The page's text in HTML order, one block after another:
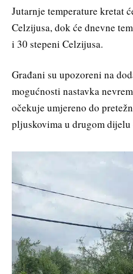
Jutarnje temperature kretat
Celzijusa, dok će dnevne
i 30 stepeni Celzijusa.
Građani su upozoreni na
mogućnosti nastavka
očekuje umjereno do
pljuskovima u drugom dijelu